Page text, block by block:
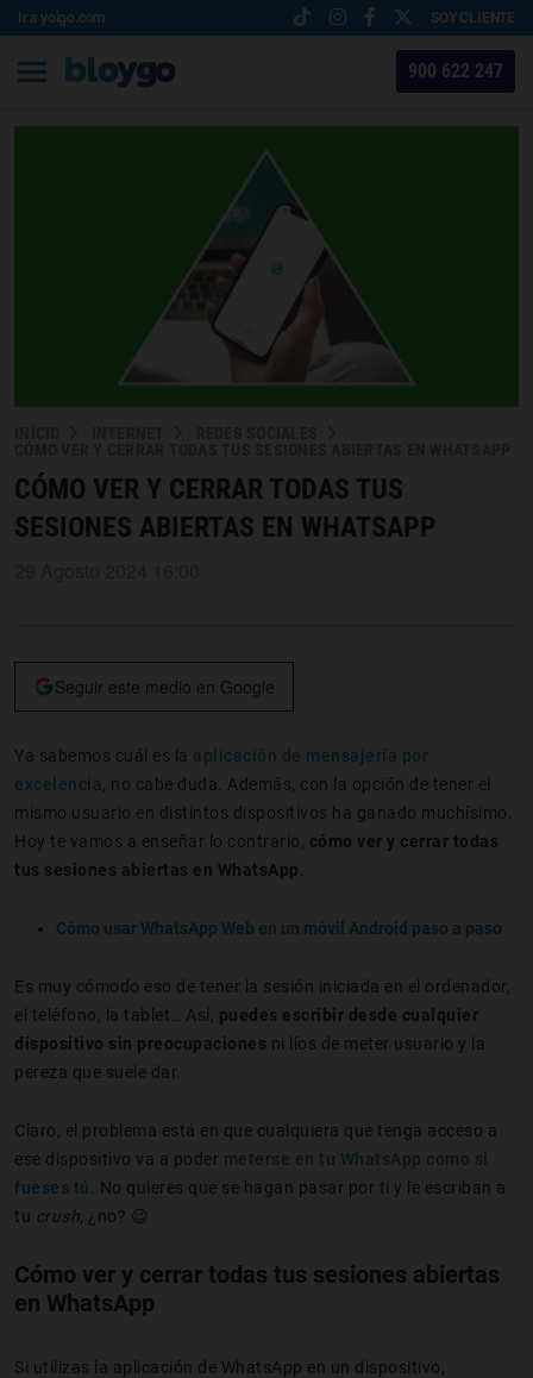
Ir a yoigo.com SOY CLIENTE
900 622 247
CÓMO VER Y CERRAR TODAS TUS
SESIONES ABIERTAS EN WHATSAPP
Seguir este medio en Google
Ya sabemos cuál es la aplicación de mensajería por
excelencia
, no cabe duda. Además, con la opción de tener el
mismo usuario en distintos dispositivos ha ganado muchísimo.
Hoy te vamos a enseñar lo contrario, cómo ver y cerrar todas
tus sesiones abiertas en WhatsApp
Cómo usar WhatsApp Web en un móvil Android paso a paso
Es muy cómodo eso de tener la sesión iniciada en el ordenador,
el teléfono, la tablet… Así, puedes escribir desde cualquier
dispositivo sin preocupaciones ni líos de meter usuario y la
pereza que suele dar.
Claro, el problema está en que cualquiera que tenga acceso a
ese dispositivo va a poder meterse en tu WhatsApp como si
fueses tú . No quieres que se hagan pasar por ti y le escriban a
tu crush, ¿no? 😉
Cómo ver y cerrar todas tus sesiones abiertas
en WhatsApp
Si utilizas la aplicación de WhatsApp en un dispositivo,